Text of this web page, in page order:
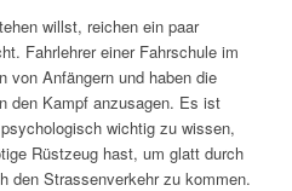
willst, reichen ein paar
Fahrlehrer einer Fahrschule im
von Anfängern und haben die
den Kampf anzusagen. Es ist
wichtig zu wissen,
Rüstzeug hast, um glatt durch
den Strassenverkehr zu kommen.